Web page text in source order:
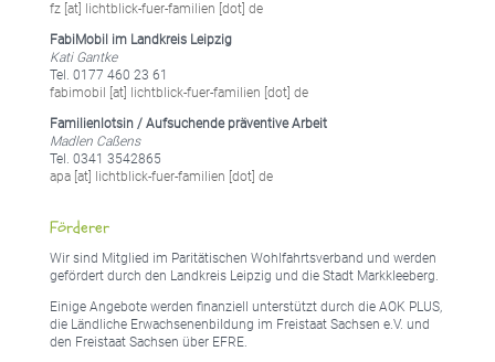
fz [at] lichtblick-fuer-familien [dot] de
FabiMobil im Landkreis Leipzig
Kati Gantke
Tel. 0177 460 23 61
fabimobil [at] lichtblick-fuer-familien [dot] de
Familienlotsin / Aufsuchende präventive Arbeit
Madlen Caßens
Tel. 0341 3542865
apa [at] lichtblick-fuer-familien [dot] de
Förderer
Wir sind Mitglied im Paritätischen Wohlfahrtsverband und werden
gefördert durch den Landkreis Leipzig und die Stadt Markkleeberg.
Einige Angebote werden finanziell unterstützt durch die AOK PLUS,
die Ländliche Erwachsenenbildung im Freistaat Sachsen e.V. und
den Freistaat Sachsen über EFRE.